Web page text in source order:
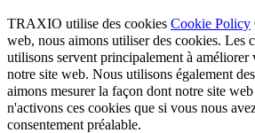
TRAXIO utilise des cookies Cookie Policy
web, nous aimons utiliser des cookies. Les
utilisons servent principalement à améliorer
notre site web. Nous utilisons également
aimons mesurer la façon dont notre site
n'activons ces cookies que si vous nous
consentement préalable.